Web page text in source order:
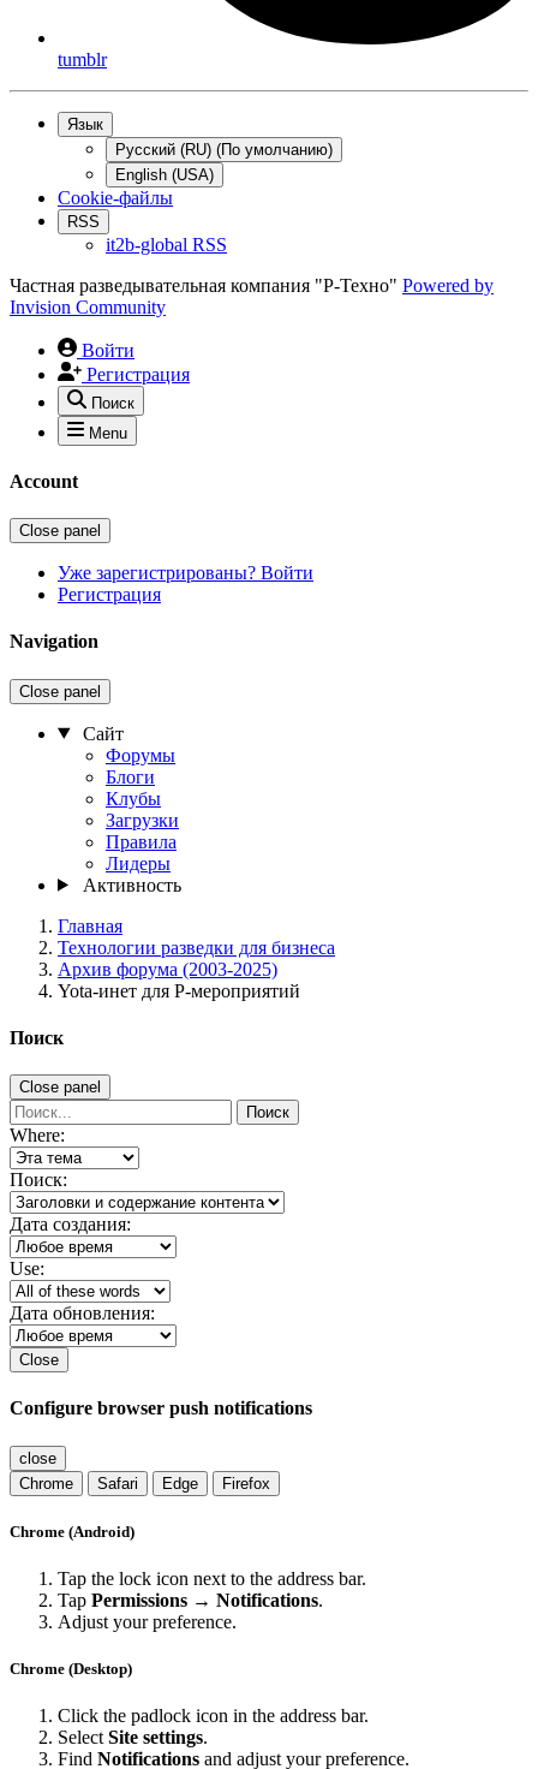
tumblr
Язык
Русский (RU) (По умолчанию)
English (USA)
Cookie-файлы
RSS
it2b-global RSS
Частная разведывательная компания "Р-Техно" Powered by
Invision Community
Войти
Регистрация
Поиск
Menu
Account
Close panel
Уже зарегистрированы? Войти
Регистрация
Navigation
Close panel
Сайт
Форумы
Блоги
Клубы
Загрузки
Правила
Лидеры
Активность
Главная
Технологии разведки для бизнеса
Архив форума (2003-2025)
Yota-инет для Р-мероприятий
Поиск
Close panel
Поиск
Where:
Поиск:
Дата создания:
Use:
Дата обновления:
Close
Configure browser push notifications
close
Chrome
Safari Edge Firefox
Chrome (Android)
Tap the lock icon next to the address bar.
Tap Permissions → Notifications.
Adjust your preference.
Chrome (Desktop)
Click the padlock icon in the address bar.
Select Site settings.
Find Notifications and adjust your preference.